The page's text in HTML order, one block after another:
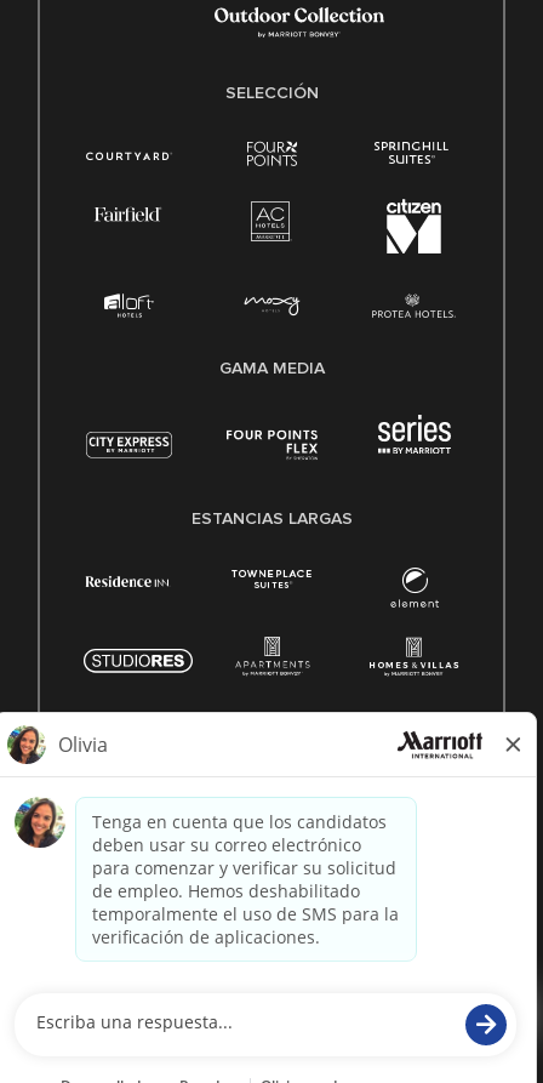
SELECCIÓN
GAMA MEDIA
ESTANCIAS LARGAS
reservados. Marriott información patentada
paradox.ai